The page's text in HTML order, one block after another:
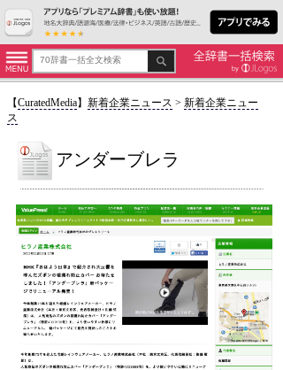
【CuratedMedia】 新着企業ニュース > 新着企業ニュー
ス
アンダーブレラ